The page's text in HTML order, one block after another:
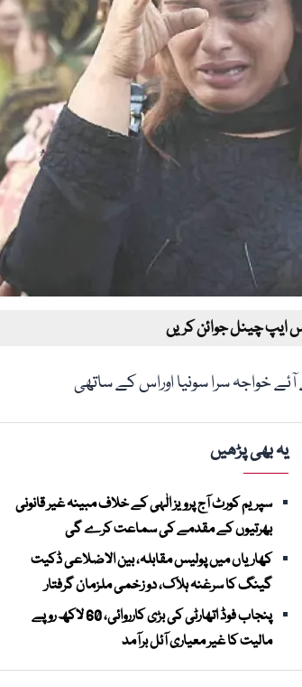
ایپ چینل جوائن کریں
خواجہ سرا سونیا اوراس کے ساتھی
یہ بھی پڑھیں
سپریم کورٹ آج پرویز الٰہی کے خلاف مبینہ غیر قانونی
بھرتیوں کے مقدمے کی سماعت کرے گی
کھاریاں میں پولیس مقابلہ، بین الاضلاعی ڈکیت
گینگ کا سرغنہ ہلاک، دو زخمی ملزمان گرفتار
پنجاب فوڈ اتھارٹی کی بڑی کارروائی، 60 لاکھ روپے
مالیت کا غیر معیاری آئل برآمد